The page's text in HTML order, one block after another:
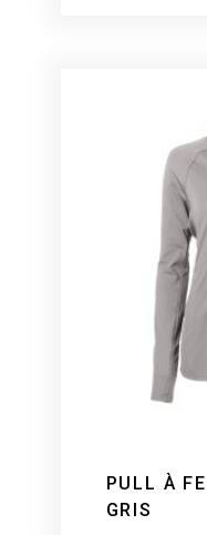
PULL À
GRIS